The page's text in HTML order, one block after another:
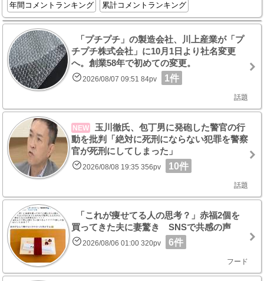
年間コメントランキング
累計コメントランキング
「プチプチ」の製造会社、川上産業が「プ
チプチ株式会社」に10月1日より社名変更
へ。創業58年で初めての変更。
2026/08/07 09:51 84pv 1件
話題
NEW
玉川徹氏、包丁男に発砲した警官の行
動を批判「絶対に死刑にならない犯罪を警察
官が死刑にしてしまった」
2026/08/08 19:35 356pv 10件
話題
「これが痩せてる人の思考？」赤福2個を
買ってきた夫に妻驚き SNSで共感の声
2026/08/06 01:00 320pv 6件
フード